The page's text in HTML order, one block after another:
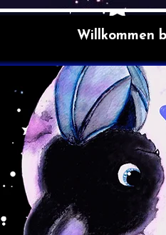
Willkommen